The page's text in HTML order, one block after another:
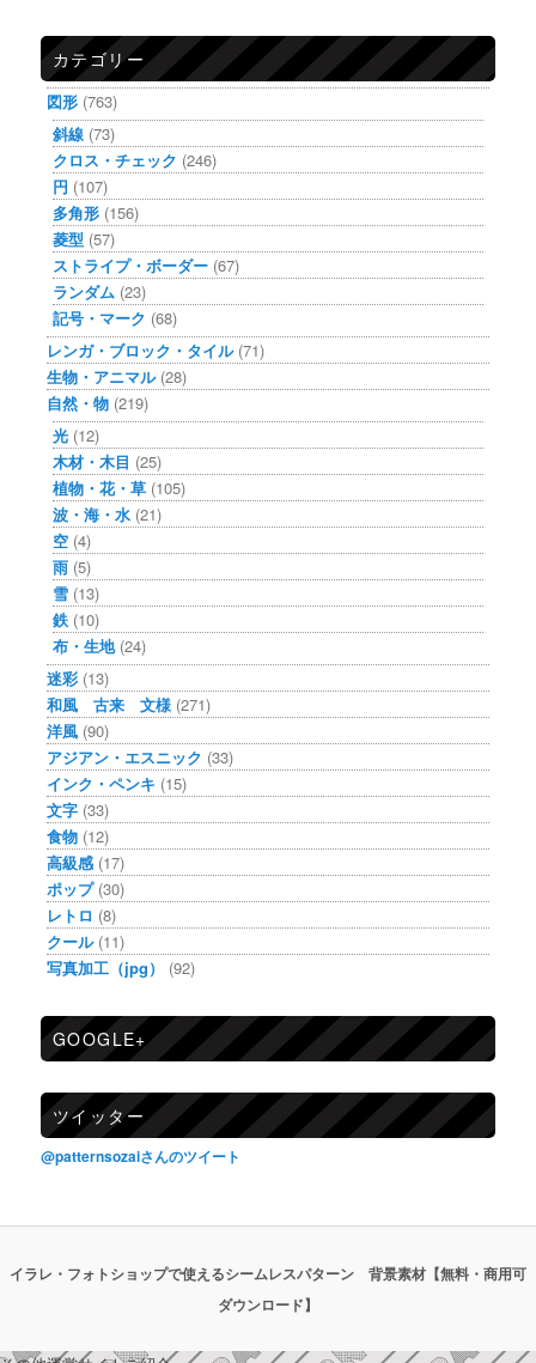
カテゴリー
図形 (763)
斜線 (73)
クロス・チェック (246)
円 (107)
多角形 (156)
菱型 (57)
ストライプ・ボーダー (67)
ランダム (23)
記号・マーク (68)
レンガ・ブロック・タイル(71)
生物・アニマル(28)
自然・物 (219)
光 (12)
木材・木目 (25)
植物・花・草 (105)
波・海・水 (21)
空 (4)
雨 (5)
雪 (13)
鉄 (10)
布・生地(24)
迷彩 (13)
和風 古来 文様 (271)
洋風 (90)
アジアン・エスニック (33)
インク・ペンキ (15)
文字 (33)
食物 (12)
高級感 (17)
ポップ(30)
レトロ (8)
クール(11)
写真加工（jpg）
(92)
GOOGLE+
ツイッター
@patternsozaiさんのツイート
イラレ・フォトショップで使えるシームレスパターン 背景素材【無料・商用可
ダウンロード】